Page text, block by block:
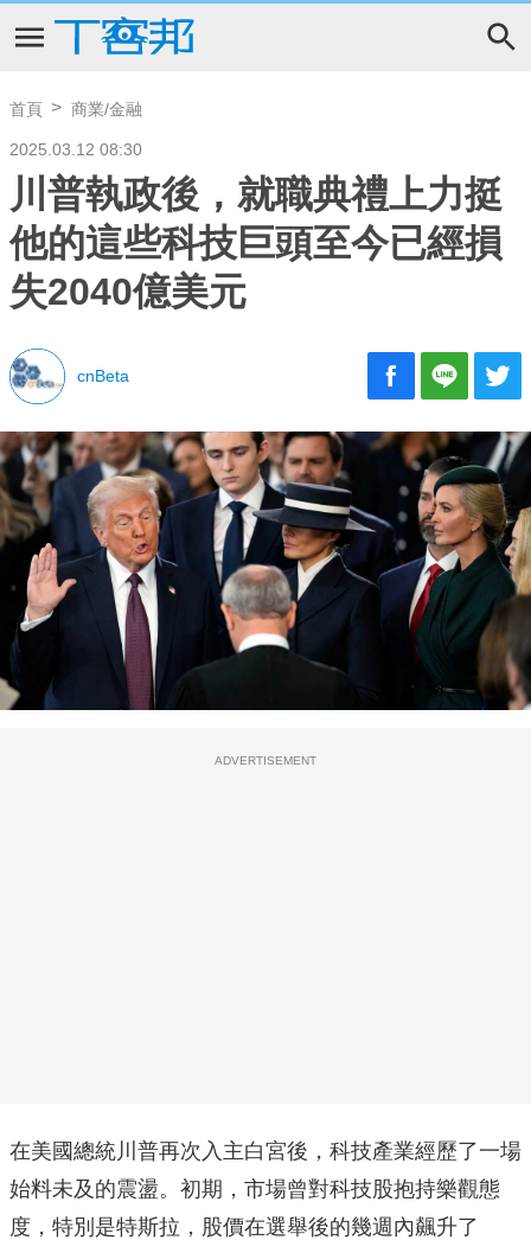
首頁 商業/金融
2025.03.12 08:30
川普執政後，就職典禮上力挺
他的這些科技巨頭至今已經損
失2040億美元
cnBeta
ADVERTISEMENT
在美國總統川普再次入主白宮後，科技產業經歷了一場
始料未及的震盪。初期，市場曾對科技股抱持樂觀態
度，特別是特斯拉，股價在選舉後的幾週內飆升了